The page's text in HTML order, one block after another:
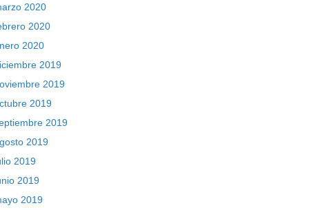
2020
2020
2020
2019
2019
2019
2019
2019
2019
2019
2019